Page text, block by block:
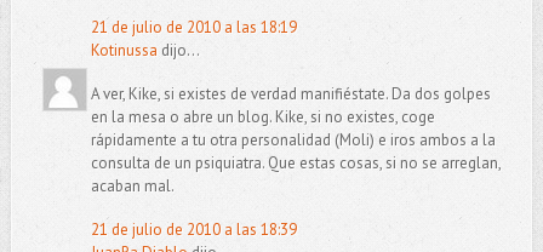
21 de julio de 2010 a las 18:19
Kotinussa dijo...
A ver, Kike, si existes de verdad manifiéstate. Da dos golpes
en la mesa o abre un blog. Kike, si no existes, coge
rápidamente a tu otra personalidad (Moli) e iros ambos a la
consulta de un psiquiatra. Que estas cosas, si no se arreglan,
acaban mal.
21 de julio de 2010 a las 18:39